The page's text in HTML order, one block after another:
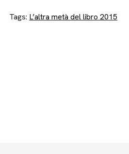
Tags: L’altra metà del libro 2015